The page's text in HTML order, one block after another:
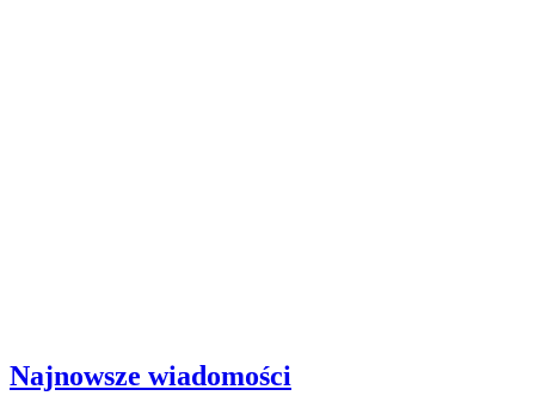
Najnowsze wiadomości